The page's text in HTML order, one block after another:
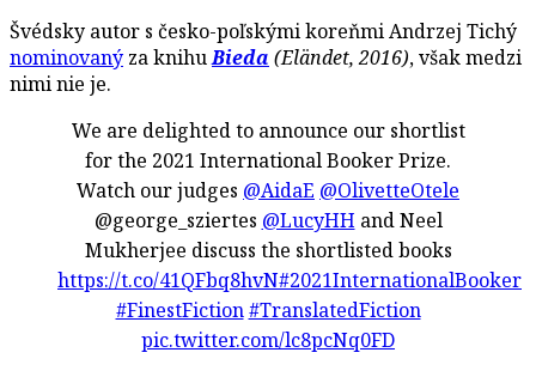
Švédsky autor s česko-poľskými koreňmi Andrzej Tichý
nominovaný za knihuBieda (Eländet, 2016), však medzi
nimi nie je.
We are delighted to announce our shortlist
for the 2021 International Booker Prize.
Watch our judges @AidaE @OlivetteOtele
@george_sziertes @LucyHH and Neel
Mukherjee discuss the shortlisted books
https://t.co/41QFbq8hvN#2021InternationalBooker
#FinestFiction #TranslatedFiction
pic.twitter.com/lc8pcNq0FD